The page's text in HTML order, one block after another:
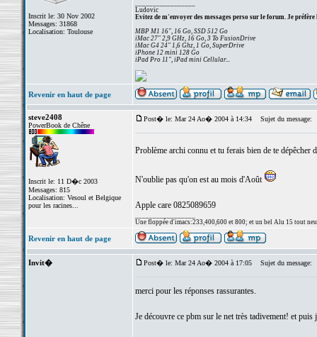
Inscrit le: 30 Nov 2002
Messages: 31868
Localisation: Toulouse
Ludovic
Evitez de m'envoyer des messages perso sur le forum. Je préfère
MBP M1 16", 16 Go, SSD 512 Go
iMac 27" 2,9 GHz, 16 Go, 3 To FusionDrive
iMac G4 24" 1,6 Ghz, 1 Go, SuperDrive
iPhone 12 mini 128 Go
iPad Pro 11", iPad mini Cellular...
Revenir en haut de page
steve2408
PowerBook de Chêne
Inscrit le: 11 D�c 2003
Messages: 815
Localisation: Vesoul et Belgique
pour les racines...
Post� le: Mar 24 Ao� 2004 à 14:34 Sujet du message:
Problème archi connu et tu ferais bien de te dépêcher
N'oublie pas qu'on est au mois d'Août
Apple care 0825089659
Une floppée d'imacs:233,400,600 et 800; et un bel Alu 15 tout
Revenir en haut de page
Invit� Post� le: Mar 24 Ao� 2004 à 17:05 Sujet du message:
merci pour les réponses rassurantes.
Je découvre ce pbm sur le net très tadivement! et